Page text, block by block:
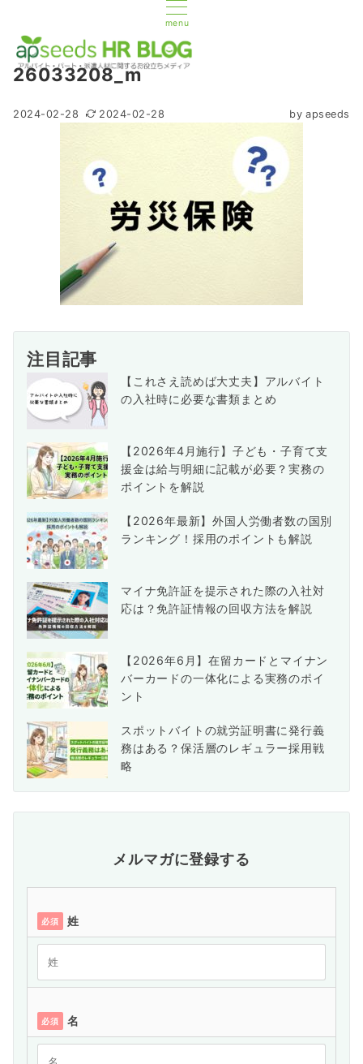
menu
26033208_m
2024-02-28 2024-02-28 by apseeds
注目記事
【これさえ読めば大丈夫】アルバイト
の入社時に必要な書類まとめ
【2026年4月施行】子ども・子育て支
援金は給与明細に記載が必要？実務の
ポイントを解説
【2026年最新】外国人労働者数の国別
ランキング！採用のポイントも解説
マイナ免許証を提示された際の入社対
応は？免許証情報の回収方法を解説
【2026年6月】在留カードとマイナン
バーカードの一体化による実務のポイ
ント
スポットバイトの就労証明書に発行義
務はある？保活層のレギュラー採用戦
略
メルマガに登録する
必須 姓
必須 名